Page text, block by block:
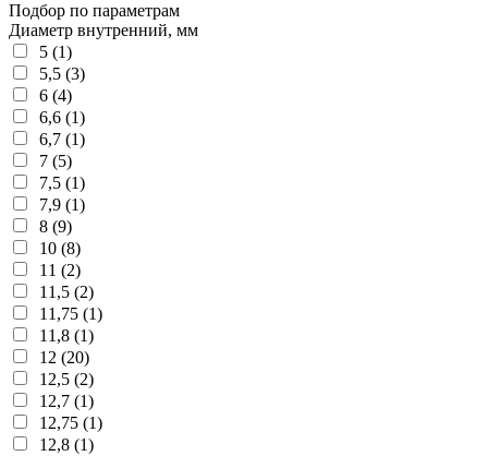
Подбор по параметрам
Диаметр внутренний, мм
5 (1)
5,5 (3)
6 (4)
6,6 (1)
6,7 (1)
7 (5)
7,5 (1)
7,9 (1)
8 (9)
10 (8)
11 (2)
11,5 (2)
11,75 (1)
11,8 (1)
12 (20)
12,5 (2)
12,7 (1)
12,75 (1)
12,8 (1)